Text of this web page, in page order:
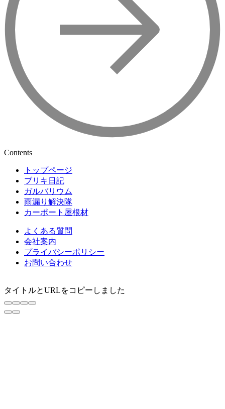
Contents
トップページ
ブリキ日記
ガルバリウム
雨漏り解決隊
カーポート屋根材
よくある質問
会社案内
プライバシーポリシー
お問い合わせ
タイトルとURLをコピーしました